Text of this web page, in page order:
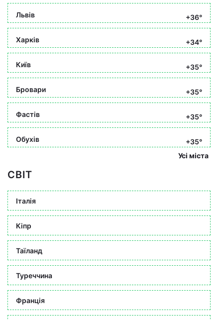
Львів +36°
Харків +34°
Київ +35°
Бровари +35°
Фастів +35°
Обухів
+35°
Усі міста
СВІТ
Італія
Кіпр
Таїланд
Туреччина
Франція